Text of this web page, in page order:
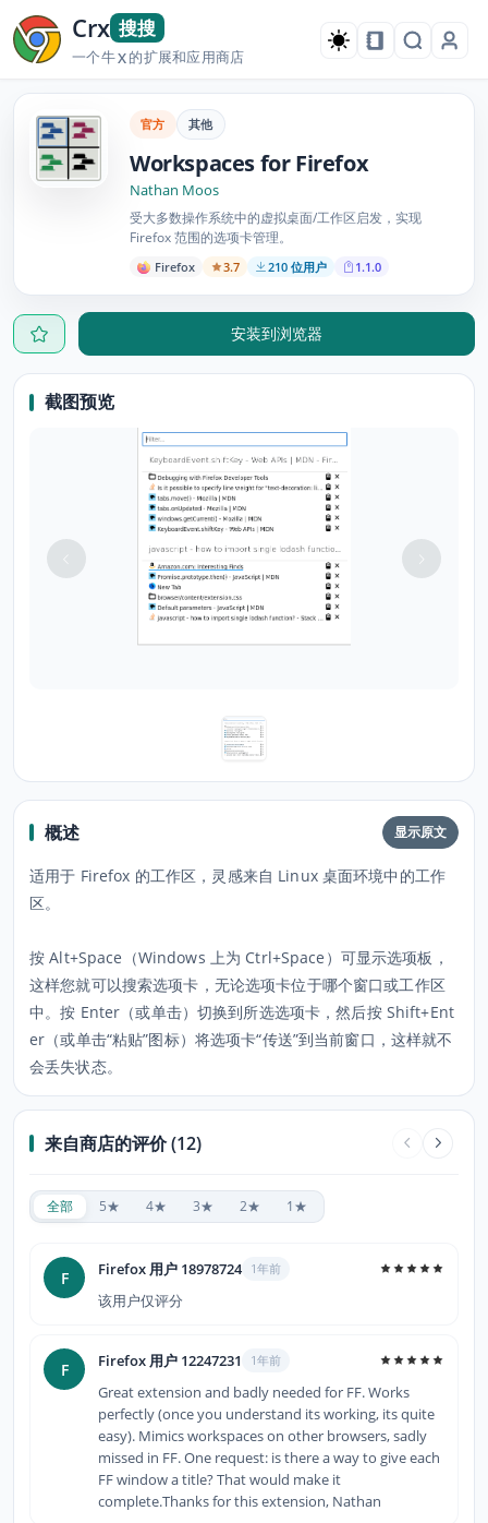
Crx 搜搜
一个牛X的扩展和应用商店
官方 其他
Workspaces for Firefox
Nathan Moos
受大多数操作系统中的虚拟桌面/工作区启发，实现
Firefox 范围的选项卡管理。
Firefox 3.7 210 位用户 1.1.0
安装到浏览器
截图预览
概述 显示原文
适用于 Firefox 的工作区，灵感来自 Linux 桌面环境中的工作
区。
按 Alt+Space（Windows 上为 Ctrl+Space）可显示选项板，
这样您就可以搜索选项卡，无论选项卡位于哪个窗口或工作区
中。按 Enter（或单击）切换到所选选项卡，然后按 Shift+Ent
er（或单击“粘贴”图标）将选项卡“传送”到当前窗口，这样就不
会丢失状态。
来自商店的评价 (12)
全部 5★ 4★ 3★ 2★ 1★
F Firefox 用户 18978724 1年前
该用户仅评分
F Firefox 用户 12247231 1年前
Great extension and badly needed for FF. Works
perfectly (once you understand its working, its quite
easy). Mimics workspaces on other browsers, sadly
missed in FF. One request: is there a way to give each
FF window a title? That would make it
complete.Thanks for this extension, Nathan